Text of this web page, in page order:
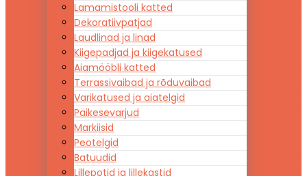
Lamamistooli katted
Dekoratiivpatjad
Laudlinad ja linad
Kiigepadjad ja kiigekatused
Aiamööbli katted
Terrassivaibad ja rõduvaibad
Varikatused ja aiatelgid
Päikesevarjud
Markiisid
Peotelgid
Batuudid
Lillepotid ja lillekastid